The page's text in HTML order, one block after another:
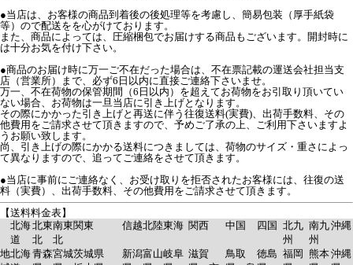
●当店は、お客様の商品到着後の後処理等を考慮し、簡易包装（厚手紙袋
等）ので配送をを心がけております。
また、商品によっては、圧縮梱包でお届けする商品もございます。開封時に
は十分お気を付け下さい。
●商品のお届け時に万一ご不在だった場合は、不在票記載の運送会社担当支
店（営業所）まで、必ず6日以内に直接ご連絡下さいませ。
万一、不在荷物の保管期間（6日以内）を超えてお荷物をお引取り頂いてい
ない場合、お荷物は一旦当店に引き上げとなります。
その際にかかった引き上げと再送に伴う往復送料(実費)、出荷手数料、その
他費用をご請求させて頂きますので、予めご了承の上、ご利用下さいますよ
うお願い致します。
尚、引き上げの際にかかる送料につきましては、荷物のサイズ・重さによっ
て異なりますので、追ってご連絡をさせて頂きます。
●当店に事前にご連絡なく、お受け取りを拒否されたお客様には、往復の送
料（実費）、出荷手数料、その他費用をご請求させて頂きます。
【送料料金表】
北海
道
北東
北
南東
北
関東 信越北陸東海 関西 中国 四国 北九
州
南九
州
沖縄
地北海青森宮城茨城県
新潟富山岐阜 滋賀
鳥取
徳島 福岡 熊本沖縄